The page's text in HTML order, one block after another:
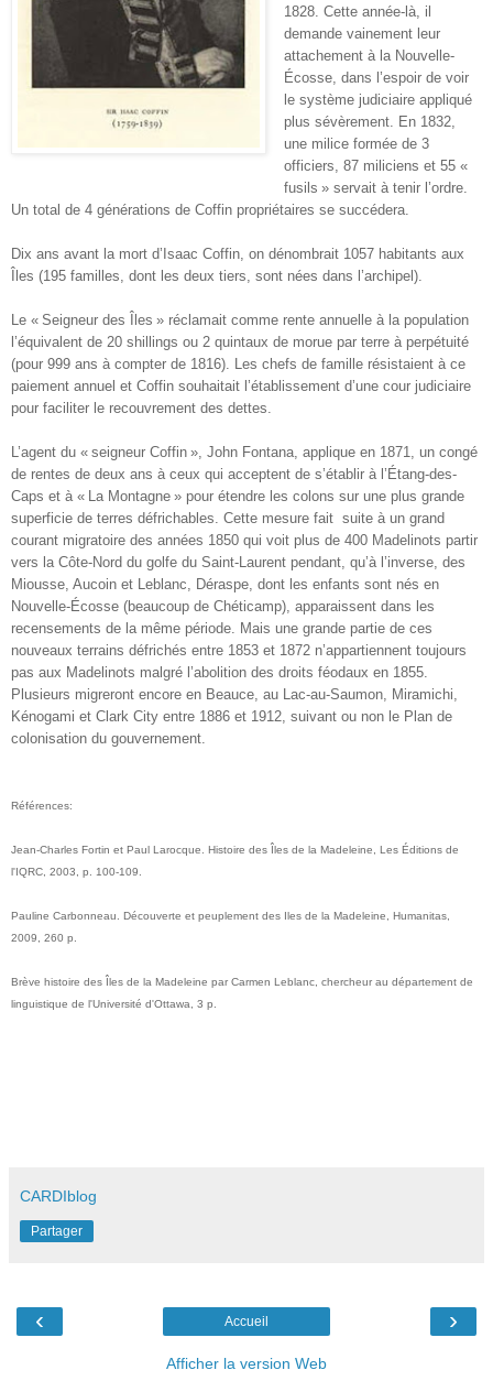
1828. Cette année-là, il
demande vainement leur
attachement à la Nouvelle-
Écosse, dans l’espoir de voir
le système judiciaire appliqué
plus sévèrement. En 1832,
une milice formée de 3
officiers, 87 miliciens et 55 «
fusils » servait à tenir l’ordre.
Un total de 4 générations de Coffin propriétaires se succédera.
Dix ans avant la mort d’Isaac Coffin, on dénombrait 1057 habitants aux
Îles (195 familles, dont les deux tiers, sont nées dans l’archipel).
Le « Seigneur des Îles » réclamait comme rente annuelle à la population
l’équivalent de 20 shillings ou 2 quintaux de morue par terre à perpétuité
(pour 999 ans à compter de 1816). Les chefs de famille résistaient à ce
paiement annuel et Coffin souhaitait l’établissement d’une cour judiciaire
pour faciliter le recouvrement des dettes.
L’agent du « seigneur Coffin », John Fontana, applique en 1871, un congé
de rentes de deux ans à ceux qui acceptent de s’établir à l’Étang-des-
Caps et à « La Montagne » pour étendre les colons sur une plus grande
superficie de terres défrichables. Cette mesure fait suite à un grand
courant migratoire des années 1850 qui voit plus de 400 Madelinots partir
vers la Côte-Nord du golfe du Saint-Laurent pendant, qu’à l’inverse, des
Miousse, Aucoin et Leblanc, Déraspe, dont les enfants sont nés en
Nouvelle-Écosse (beaucoup de Chéticamp), apparaissent dans les
recensements de la même période. Mais une grande partie de ces
nouveaux terrains défrichés entre 1853 et 1872 n’appartiennent toujours
pas aux Madelinots malgré l’abolition des droits féodaux en 1855.
Plusieurs migreront encore en Beauce, au Lac-au-Saumon, Miramichi,
Kénogami et Clark City entre 1886 et 1912, suivant ou non le Plan de
colonisation du gouvernement.
Références:
Jean-Charles Fortin et Paul Larocque. Histoire des Îles de la Madeleine, Les Éditions de
l'IQRC, 2003, p. 100-109.
Pauline Carbonneau. Découverte et peuplement des Iles de la Madeleine, Humanitas,
2009, 260 p.
Brève histoire des Îles de la Madeleine par Carmen Leblanc, chercheur au département de
linguistique de l'Université d'Ottawa, 3 p.
CARDIblog
Partager
‹ ›
Accueil
Afficher la version Web